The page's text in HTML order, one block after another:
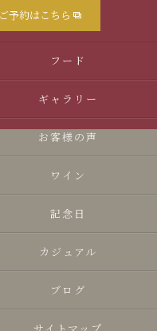
ご予約はこちら
フード
ギャラリー
お客様の声
ワイン
記念日
カジュアル
ブログ
サイトマップ